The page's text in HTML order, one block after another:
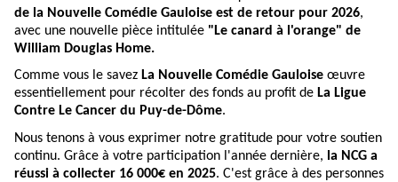
de la Nouvelle Comédie Gauloise est de retour pour 2026,
avec une nouvelle pièce intitulée "Le canard à l'orange" de
William Douglas Home.
Comme vous le savez La Nouvelle Comédie Gauloise œuvre
essentiellement pour récolter des fonds au profit de La Ligue
Contre Le Cancer du Puy-de-Dôme.
Nous tenons à vous exprimer notre gratitude pour votre soutien
continu. Grâce à votre participation l'année dernière, la NCG a
réussi à collecter 16 000€ en 2025. C'est grâce à des personnes